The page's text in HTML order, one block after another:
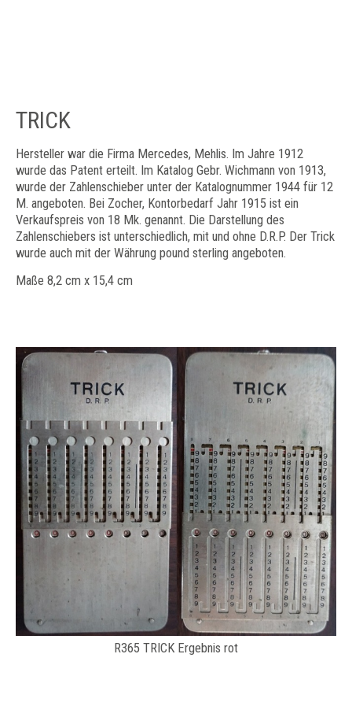
TRICK
Hersteller war die Firma Mercedes, Mehlis. Im Jahre 1912
wurde das Patent erteilt. Im Katalog Gebr. Wichmann von 1913,
wurde der Zahlenschieber unter der Katalognummer 1944 für 12
M. angeboten. Bei Zocher, Kontorbedarf Jahr 1915 ist ein
Verkaufspreis von 18 Mk. genannt. Die Darstellung des
Zahlenschiebers ist unterschiedlich, mit und ohne D.R.P. Der Trick
wurde auch mit der Währung pound sterling angeboten.
​Maße 8,2 cm x 15,4 cm
R365 TRICK Ergebnis rot